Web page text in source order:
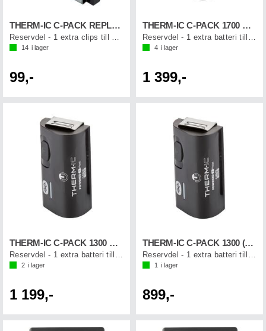
THERM-IC C-PACK REPLACEMENT CLIP (1st)
14 i lager
99,-
THERM-IC C-PACK 1700 B (1st)
4 i lager
1 399,-
THERM-IC C-PACK 1300 B (1st)
2 i lager
1 199,-
THERM-IC C-PACK 1300 (1st)
1 i lager
899,-